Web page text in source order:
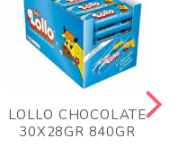
LOLLO CHOCOLATE
30X28GR 840GR